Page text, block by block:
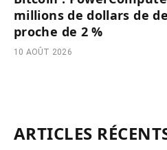
millions de dollars de
proche de 2 %
10 AOÛT 2026
ARTICLES